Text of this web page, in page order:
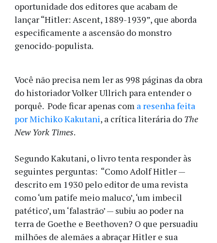
oportunidade dos editores que acabam de
lançar “Hitler: Ascent, 1889-1939”, que aborda
especificamente a ascensão do monstro
genocido-populista.
Você não precisa nem ler as 998 páginas da obra
do historiador Volker Ullrich para entender o
porquê. Pode ficar apenas com a resenha feita
por Michiko Kakutani, a crítica literária do The
New York Times.
Segundo Kakutani, o livro tenta responder às
seguintes perguntas: “Como Adolf Hitler —
descrito em 1930 pelo editor de uma revista
como ‘um patife meio maluco’, ‘um imbecil
patético’, um ‘falastrão’ — subiu ao poder na
terra de Goethe e Beethoven? O que persuadiu
milhões de alemães a abraçar Hitler e sua